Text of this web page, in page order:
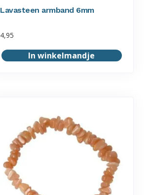
Lavasteen armband 6mm
4,95
In winkelmandje